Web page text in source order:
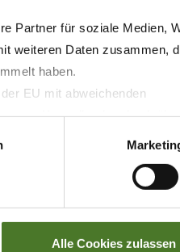
Partner für soziale Medien,
weiteren Daten zusammen,
haben.
EU mit abweichenden
von Kontrollverlust bzgl.
Alle Cookies zulassen
6
5
6,20
du fourrage